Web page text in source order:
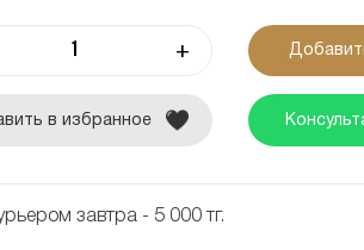
+
в избранное
завтра - 5 000 тг.